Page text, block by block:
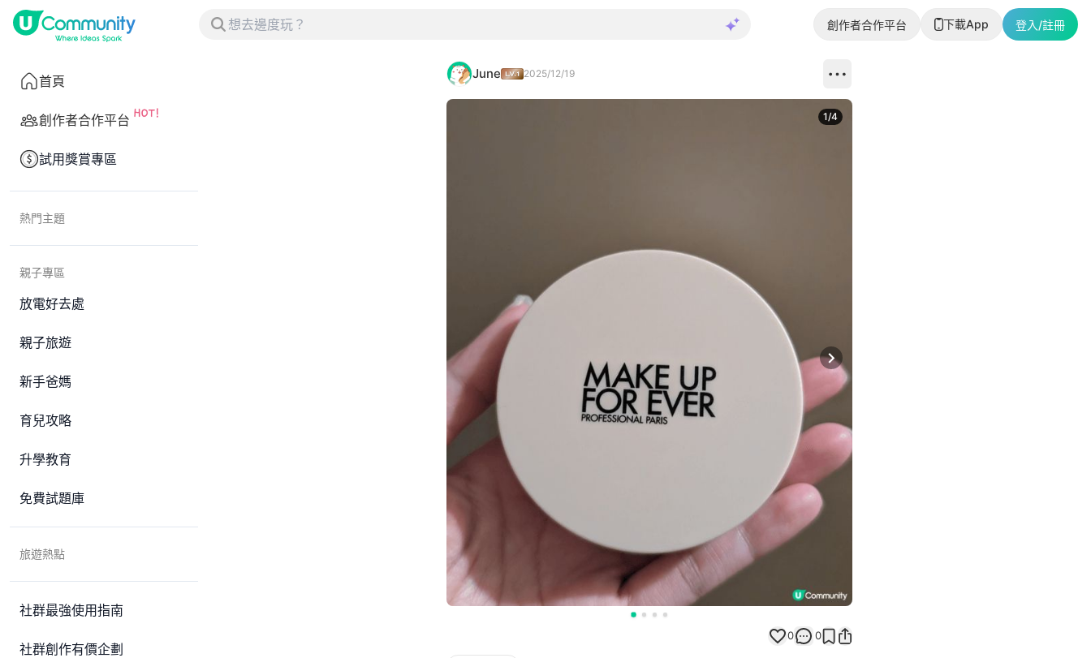
創作者合作平台 下載App 登入/註冊
首頁
創作者合作平台
試用獎賞專區
熱門主題
親子專區
放電好去處
親子旅遊
新手爸媽
育兒攻略
升學教育
免費試題庫
旅遊熱點
社群最強使用指南
社群創作有價企劃
June 2025/12/19
Next slide
1/4
0 0